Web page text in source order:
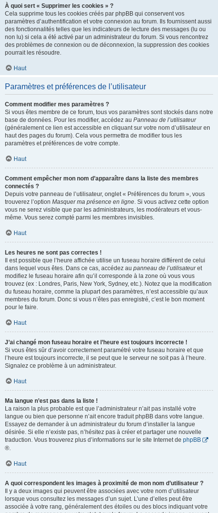
À quoi sert « Supprimer les cookies » ?
Cela supprime tous les cookies créés par phpBB qui conservent vos
paramètres d’authentification et votre connexion au forum. Ils fournissent aussi
des fonctionnalités telles que les indicateurs de lecture des messages (lu ou
non lu) si cela a été activé par un administrateur du forum. Si vous rencontrez
des problèmes de connexion ou de déconnexion, la suppression des cookies
pourrait les résoudre.
Haut
Paramètres et préférences de l’utilisateur
Comment modifier mes paramètres ?
Si vous êtes membre de ce forum, tous vos paramètres sont stockés dans notre
base de données. Pour les modifier, accédez au Panneau de l’utilisateur
(généralement ce lien est accessible en cliquant sur votre nom d’utilisateur en
haut des pages du forum). Cela vous permettra de modifier tous les
paramètres et préférences de votre compte.
Haut
Comment empêcher mon nom d’apparaître dans la liste des membres
connectés ?
Depuis votre panneau de l’utilisateur, onglet « Préférences du forum », vous
trouverez l’option Masquer ma présence en ligne. Si vous activez cette option
vous ne serez visible que par les administrateurs, les modérateurs et vous-
même. Vous serez compté parmi les membres invisibles.
Haut
Les heures ne sont pas correctes !
Il est possible que l’heure affichée utilise un fuseau horaire différent de celui
dans lequel vous êtes. Dans ce cas, accédez au panneau de l’utilisateuret
modifiez le fuseau horaire afin qu’il corresponde à la zone où vous vous
trouvez (ex : Londres, Paris, New York, Sydney, etc.). Notez que la modification
du fuseau horaire, comme la plupart des paramètres, n’est accessible qu’aux
membres du forum. Donc si vous n’êtes pas enregistré, c’est le bon moment
pour le faire.
Haut
J’ai changé mon fuseau horaire et l’heure est toujours incorrecte !
Si vous êtes sûr d’avoir correctement paramétré votre fuseau horaire et que
l’heure est toujours incorrecte, il se peut que le serveur ne soit pas à l’heure.
Signalez ce problème à un administrateur.
Haut
Ma langue n’est pas dans la liste !
La raison la plus probable est que l’administrateur n’ait pas installé votre
langue ou bien que personne n’ait encore traduit phpBB dans votre langue.
Essayez de demander à un administrateur du forum d’installer la langue
désirée. Si elle n’existe pas, n’hésitez pas à créer et partager une nouvelle
traduction. Vous trouverez plus d’informations sur le site Internet de phpBB
®.
Haut
A quoi correspondent les images à proximité de mon nom d’utilisateur ?
Il y a deux images qui peuvent être associées avec votre nom d’utilisateur
lorsque vous consultez les messages d’un sujet. L’une d’elles peut être
associée à votre rang, généralement des étoiles ou des blocs indiquant votre